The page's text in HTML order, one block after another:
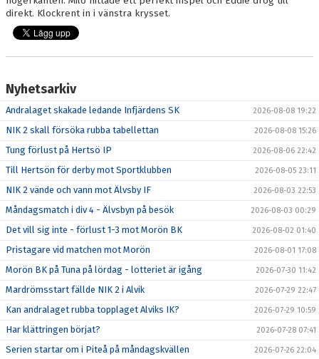
direkt. Klockrent in i vänstra krysset.
Nyhetsarkiv
Andralaget skakade ledande Infjärdens SK 2026-08-08 19:22
NIK 2 skall försöka rubba tabellettan 2026-08-08 15:26
Tung förlust på Hertsö IP 2026-08-06 22:42
Till Hertsön för derby mot Sportklubben 2026-08-05 23:11
NIK 2 vände och vann mot Älvsby IF 2026-08-03 22:53
Måndagsmatch i div 4 - Älvsbyn på besök 2026-08-03 00:29
Det vill sig inte - förlust 1-3 mot Morön BK 2026-08-02 01:40
Pristagare vid matchen mot Morön 2026-08-01 17:08
Morön BK på Tuna på lördag - lotteriet är igång 2026-07-30 11:42
Mardrömsstart fällde NIK 2 i Alvik 2026-07-29 22:47
Kan andralaget rubba topplaget Alviks IK? 2026-07-29 10:59
Har klättringen börjat? 2026-07-28 07:41
Serien startar om i Piteå på måndagskvällen 2026-07-26 22:04